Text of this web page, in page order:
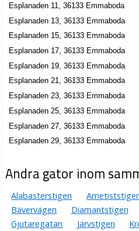
Esplanaden 11, 36133 Emmaboda
Esplanaden 13, 36133 Emmaboda
Esplanaden 15, 36133 Emmaboda
Esplanaden 17, 36133 Emmaboda
Esplanaden 19, 36133 Emmaboda
Esplanaden 21, 36133 Emmaboda
Esplanaden 23, 36133 Emmaboda
Esplanaden 25, 36133 Emmaboda
Esplanaden 27, 36133 Emmaboda
Esplanaden 29, 36133 Emmaboda
Andra gator inom
Alabasterstigen
Bävervägen
Diamantstigen
Gjutaregatan
Järvstigen